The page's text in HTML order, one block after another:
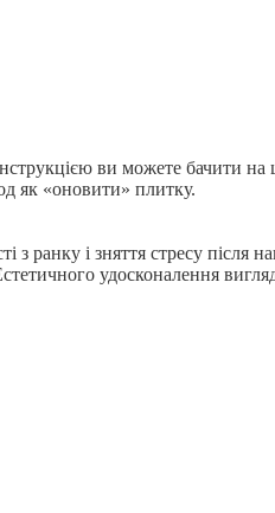
ви можете бачити
як «оновити» плитку.
з ранку і зняття стресу
удосконалення